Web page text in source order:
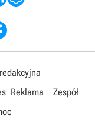
Reklama
Zespół